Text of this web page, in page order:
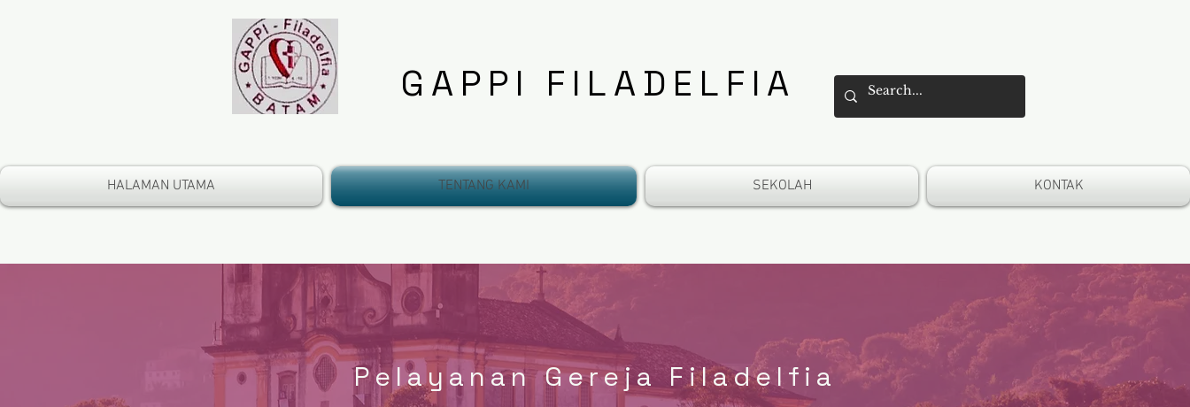
GAPPI FILADELFIA
HALAMAN UTAMA TENTANG KAMI SEKOLAH KONTAK
Pelayanan Gereja Filadelfia